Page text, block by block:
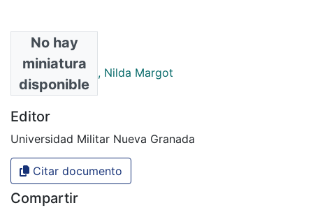
No hay
miniatura
disponible
Autores
Garay Montañez, Nilda Margot
Editor
Universidad Militar Nueva Granada
Citar documento
Compartir